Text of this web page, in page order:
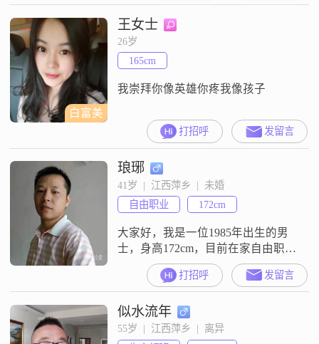
全部标准。目前，我的月收入在
5001到8000元之间，能够保证基本
的生活需求，并且有一定的经济基
础。我的学历是高中及以下，但我
一直保持着学习的习惯，努力提升
自己的能力和素质。在生活中，我
白富美
王女士
26岁
165cm
我崇拜你像英雄你疼我像孩子
打招呼 发留言
琅琊
41岁  |  江西萍乡  |  未婚
自由职业
172cm
大家好，我是一位1985年出生的男
士，身高172cm，目前在家自由职
业，工商管理，职业工作国际商贸
方面的，平时喜欢进行哲学思考，
这让我在生活中更加注重内在的修
养和成长。我性格上比较自信果
断，追求简单而充实的生活方式。
打招呼 发留言
似水流年
55岁  |  江西萍乡  |  离异